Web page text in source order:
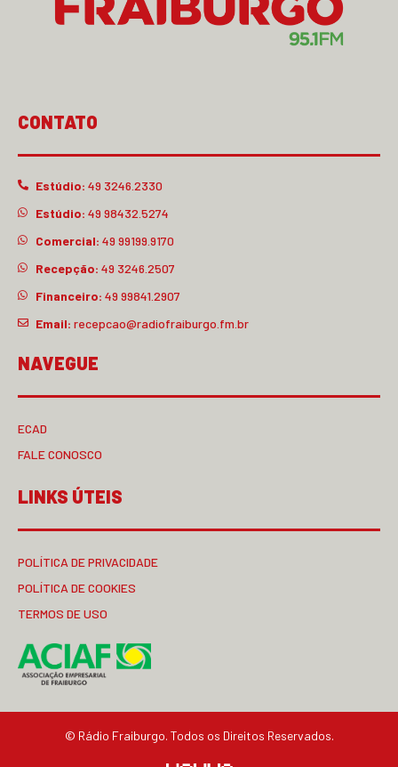
CONTATO
Estúdio: 49 3246.2330
Estúdio: 49 98432.5274
Comercial: 49 99199.9170
Recepção: 49 3246.2507
Financeiro: 49 99841.2907
Email: recepcao@radiofraiburgo.fm.br
NAVEGUE
ECAD
FALE CONOSCO
LINKS ÚTEIS
POLÍTICA DE PRIVACIDADE
POLÍTICA DE COOKIES
TERMOS DE USO
© Rádio Fraiburgo. Todos os Direitos Reservados.